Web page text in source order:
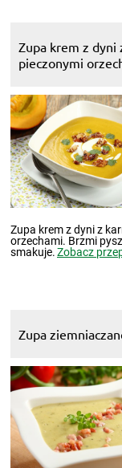
Zupa krem z dyni
pieczonymi
Zupa krem z dyni z
orzechami. Brzmi
smakuje.Zobacz
Zupa